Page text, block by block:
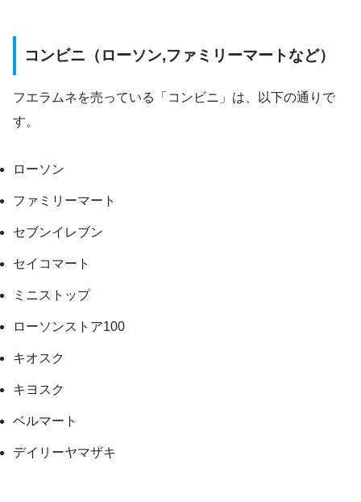
コンビニ（ローソン,ファミリーマートなど）
フエラムネを売っている「コンビニ」は、以下の通りで
す。
ローソン
ファミリーマート
セブンイレブン
セイコマート
ミニストップ
ローソンストア100
キオスク
キヨスク
ベルマート
デイリーヤマザキ